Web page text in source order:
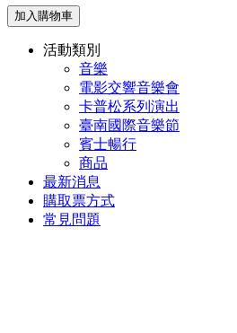
加入購物車
活動類別
音樂
電影交響音樂會
卡普松系列演出
臺南國際音樂節
賓士暢行
商品
最新消息
購取票方式
常見問題